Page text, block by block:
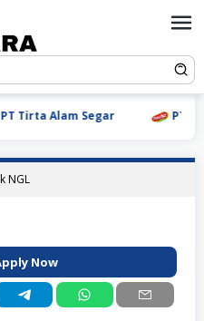
Alam Segar PT Mulia
NGL
Now